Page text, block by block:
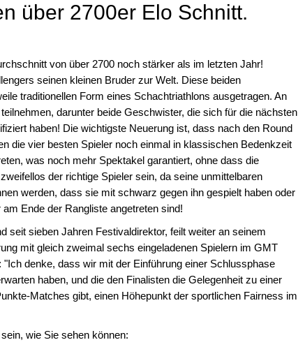
über 2700er Elo Schnitt.
von über 2700 noch stärker als im letzten Jahr!
seinen kleinen Bruder zur Welt. Diese beiden
traditionellen Form eines Schachtriathlons ausgetragen. An
darunter beide Geschwister, die sich für die nächsten
haben! Die wichtigste Neuerung ist, dass nach den Round
die vier besten Spieler noch einmal in klassischen Bedenkzeit
was noch mehr Spektakel garantiert, ohne dass die
der richtige Spieler sein, da seine unmittelbaren
werden, dass sie mit schwarz gegen ihn gespielt haben oder
Ende der Rangliste angetreten sind!
seit sieben Jahren Festivaldirektor, feilt weiter an seinem
mit gleich zweimal sechs eingeladenen Spielern im GMT
denke, dass wir mit der Einführung einer Schlussphase
haben, und die den Finalisten die Gelegenheit zu einer
Matches gibt, einen Höhepunkt der sportlichen Fairness im
wie Sie sehen können: